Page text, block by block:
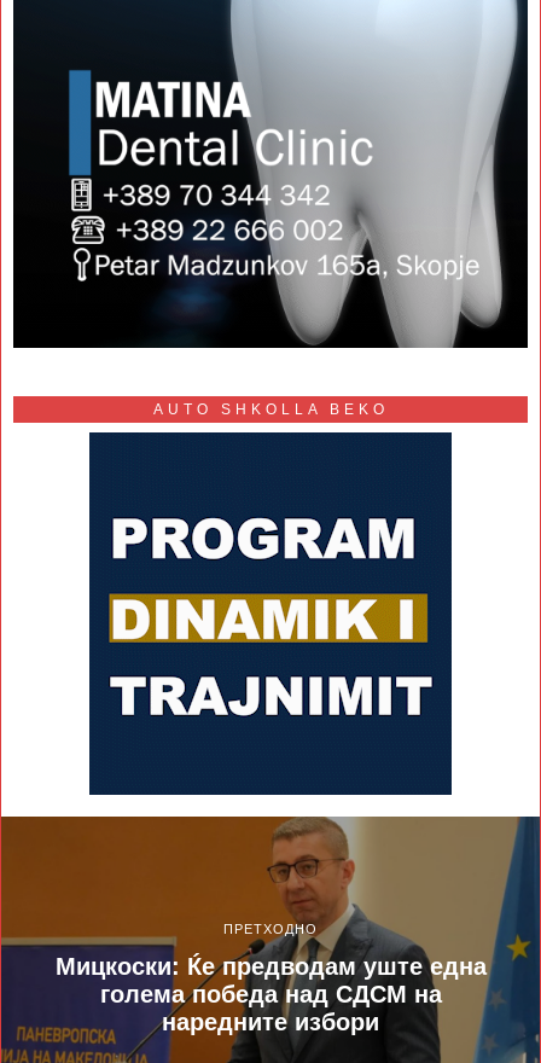
AUTO SHKOLLA BEKO
ПРЕТХОДНО
Мицкоски: Ќе предводам уште една
голема победа над СДСM на
наредните избори